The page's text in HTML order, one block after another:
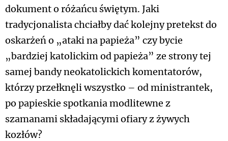
dokument o różańcu świętym. Jaki
tradycjonalista chciałby dać kolejny pretekst do
oskarżeń o „ataki na papieża” czy bycie
„bardziej katolickim od papieża” ze strony tej
samej bandy neokatolickich komentatorów,
którzy przełknęli wszystko – od ministrantek,
po papieskie spotkania modlitewne z
szamanami składającymi ofiary z żywych
kozłów?